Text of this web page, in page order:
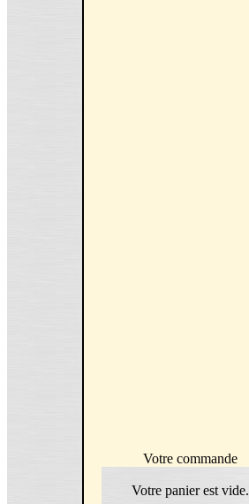
Votre commande
Votre panier est vide.